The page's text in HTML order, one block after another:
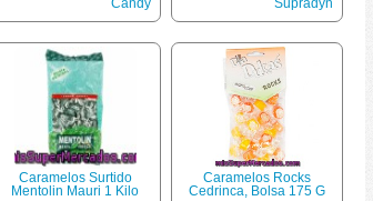
Candy
Supradyn
Caramelos Surtido
Mentolin Mauri 1 Kilo
Caramelos Rocks
Cedrinca, Bolsa 175 G